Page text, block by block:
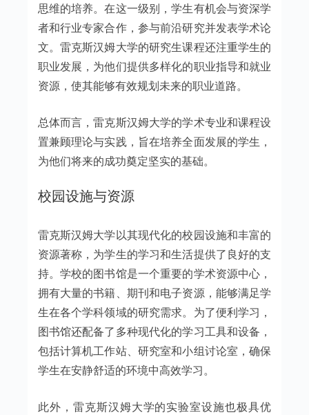
思维的培养。在这一级别，学生有机会与资深学
者和行业专家合作，参与前沿研究并发表学术论
文。雷克斯汉姆大学的研究生课程还注重学生的
职业发展，为他们提供多样化的职业指导和就业
资源，使其能够有效规划未来的职业道路。
总体而言，雷克斯汉姆大学的学术专业和课程设
置兼顾理论与实践，旨在培养全面发展的学生，
为他们将来的成功奠定坚实的基础。
校园设施与资源
雷克斯汉姆大学以其现代化的校园设施和丰富的
资源著称，为学生的学习和生活提供了良好的支
持。学校的图书馆是一个重要的学术资源中心，
拥有大量的书籍、期刊和电子资源，能够满足学
生在各个学科领域的研究需求。为了便利学习，
图书馆还配备了多种现代化的学习工具和设备，
包括计算机工作站、研究室和小组讨论室，确保
学生在安静舒适的环境中高效学习。
此外，雷克斯汉姆大学的实验室设施也极具优